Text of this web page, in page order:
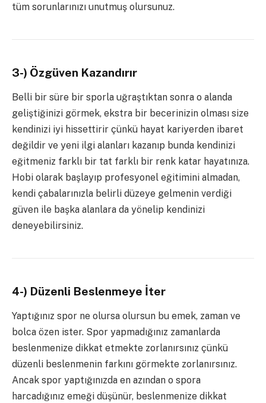
tüm sorunlarınızı unutmuş olursunuz.
3-) Özgüven Kazandırır
Belli bir süre bir sporla uğraştıktan sonra o alanda
geliştiğinizi görmek, ekstra bir becerinizin olması size
kendinizi iyi hissettirir çünkü hayat kariyerden ibaret
değildir ve yeni ilgi alanları kazanıp bunda kendinizi
eğitmeniz farklı bir tat farklı bir renk katar hayatınıza.
Hobi olarak başlayıp profesyonel eğitimini almadan,
kendi çabalarınızla belirli düzeye gelmenin verdiği
güven ile başka alanlara da yönelip kendinizi
deneyebilirsiniz.
4-) Düzenli Beslenmeye İter
Yaptığınız spor ne olursa olursun bu emek, zaman ve
bolca özen ister. Spor yapmadığınız zamanlarda
beslenmenize dikkat etmekte zorlanırsınız çünkü
düzenli beslenmenin farkını görmekte zorlanırsınız.
Ancak spor yaptığınızda en azından o spora
harcadığınız emeği düşünür, beslenmenize dikkat